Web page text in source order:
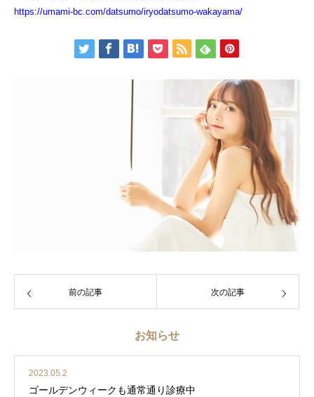
https://umami-bc.com/datsumo/iryodatsumo-wakayama/
前の記事 次の記事
お知らせ
2023.05.2
ゴールデンウィークも通常通り診療中